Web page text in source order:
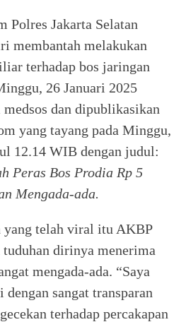
Polres Jakarta Selatan
membantah melakukan
terhadap bos jaringan
26 Januari 2025
dan dipublikasikan
yang tayang pada Minggu,
12.14 WIB dengan judul:
Peras Bos Prodia Rp 5
Mengada-ada.
yang telah viral itu AKBP
dirinya menerima
mengada-ada. “Saya
sangat transparan
terhadap percakapan